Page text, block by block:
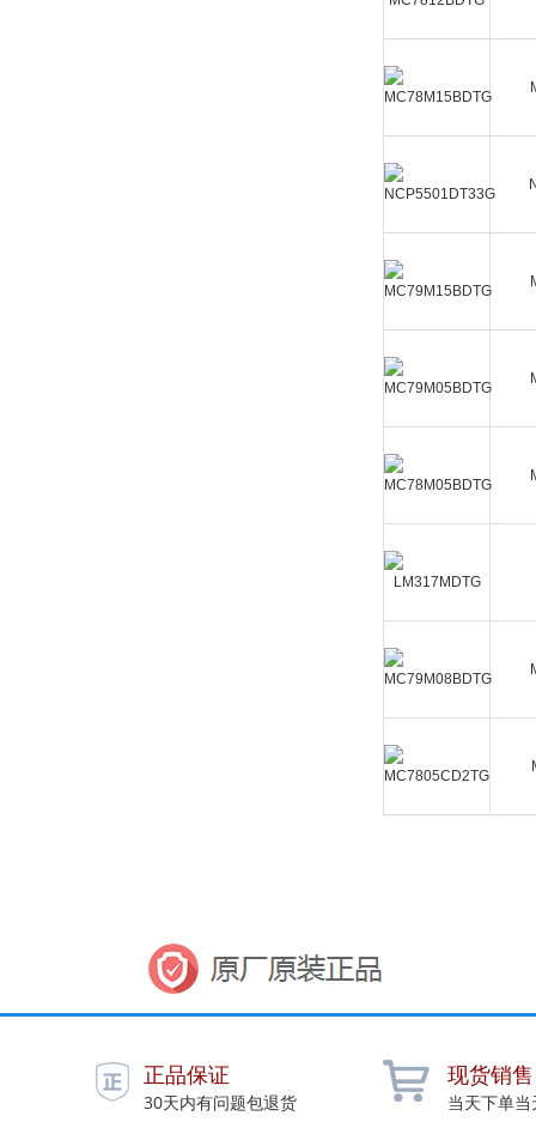
正品保证
30天内有问题包退货
现货销售
当天下单